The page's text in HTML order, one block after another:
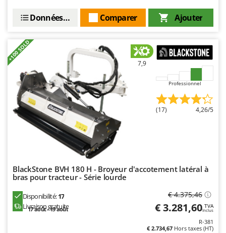
Zodiac
Ajouter
Comparer
Données techniques
+100 SOLD
7,9
Professionnel
(17) 4,26/5
BlackStone BVH 180 H - Broyeur d'accotement latéral à
bras pour tracteur - Série lourde
Disponibilité:17
Livraison gratuite
17 août - 19 août
€ 4.375,46
€ 3.281,60 TVA
Inclus
R-381
€ 2.734,67 Hors taxes (HT)